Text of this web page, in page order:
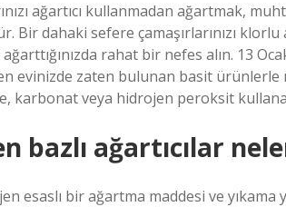
ağartıcı kullanmadan ağartmak,
Bir dahaki sefere çamaşırlarınızı
rahat bir nefes alın. 13
evinizde zaten bulunan basit ürünlerle
karbonat veya hidrojen peroksit
bazlı ağartıcılar
esaslı bir ağartma maddesi ve